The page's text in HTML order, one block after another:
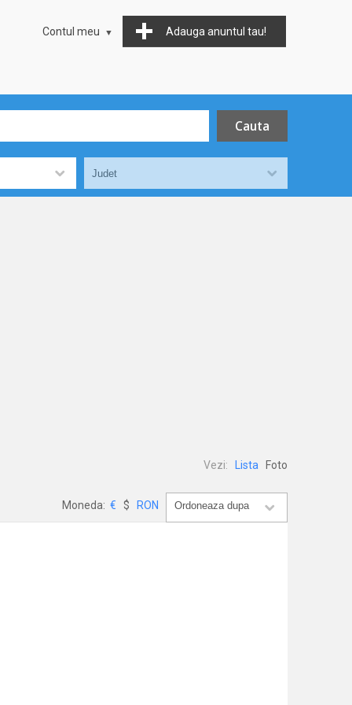
Adauga anuntul tau!
Contul meu
Vezi: Lista Foto
Moneda: € $ RON